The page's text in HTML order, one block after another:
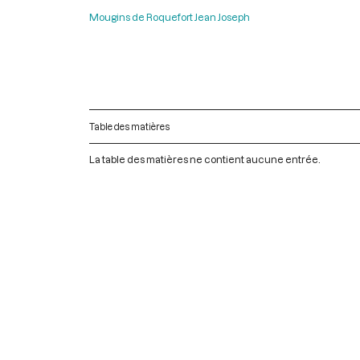
Mougins de Roquefort Jean Joseph
Table des matières
La table des matières ne contient aucune entrée.